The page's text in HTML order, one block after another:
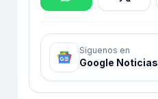
Síguenos en
Google Noticias